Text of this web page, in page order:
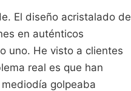
El diseño acristalado de
en auténticos
uno. He visto a clientes
real es que han
golpeaba